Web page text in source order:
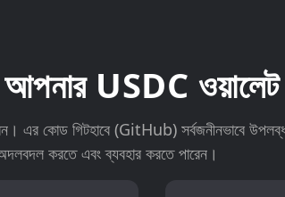
USDC ওয়ালেট
এর কোড গিটহাবে (GitHub) সর্বজনীনভাবে
করতে এবং ব্যবহার করতে পারেন।